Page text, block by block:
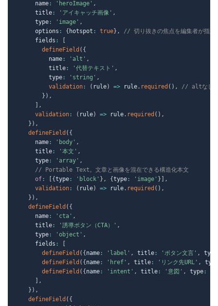
      name
: 'heroImage' ,
      title
: 'アイキャッチ画像' ,
      type
: 'image' ,
      options
: { hotspot : true} ,
// 切り抜きの焦点を編集者が指定
      fields
:
defineField ( {
          name
: 'alt' ,
          title
: '代替テキスト' ,
          type
: 'string' ,
validation : ( rule) => rule. required ( ) ,
// altなし画
} ) ,
,
validation : ( rule) => rule. required ( ) ,
} ) ,
defineField ( {
      name
: 'body' ,
      title
: '本文' ,
      type
: 'array' ,
// Portable Text。文章と画像を混在できる構造化本文
of : {type : 'block' } , {type : 'image' }
,
validation : ( rule) => rule. required ( ) ,
} ) ,
defineField ( {
      name
: 'cta' ,
      title
: '誘導ボタン（CTA）' ,
      type
: 'object' ,
      fields
:
defineField ( { name : 'label' , title : 'ボタン文言' , type
defineField ( { name : 'href' , title : 'リンク先URL' ,
type
defineField ( { name : 'intent' , title : '意図' , type :
,
} ) ,
defineField ( {